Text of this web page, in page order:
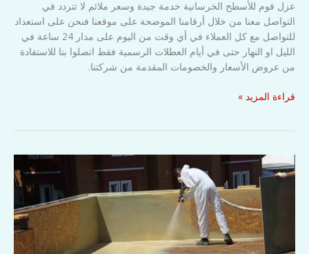
عزل فوم للأسطح الخرسانية خدمة جيدة وسعر ملائم لا تتردد في
التواصل معنا من خلال أرقامنا الموضحة على موقعنا فنحن على استعداد
للتواصل مع كل العملاء في أي وقت من اليوم على مدار 24 ساعة في
الليل او النهار حتى في أيام العطلات الرسمية فقط اتصلوا بنا للاستفادة
من عروض الأسعار والخصومات المقدمة من شركتنا.
عزل
خدمة
جيدة
قراءة المزيد »